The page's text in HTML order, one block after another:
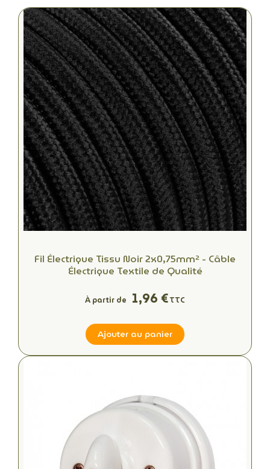
Fil Électrique Tissu Noir 2x0,75mm² - Câble
Électrique Textile de Qualité
À partir de 1,96 €TTC
Ajouter au panier